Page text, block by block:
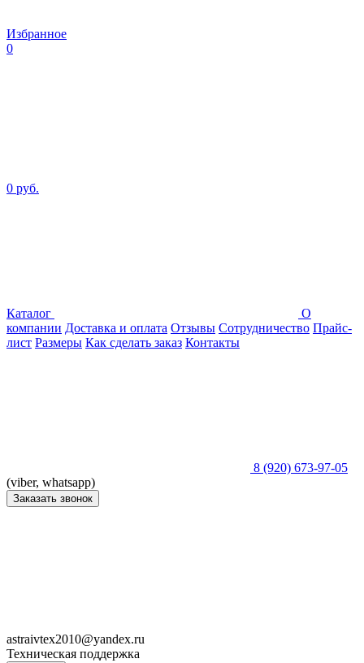
Избранное
0
0 руб.
Каталог
О
компании Доставка и оплата Отзывы Сотрудничество Прайс-
лист Размеры Как сделать заказ Контакты
8 (920) 673-97-05
(viber, whatsapp)
Заказать звонок
astraivtex2010@yandex.ru
Техническая поддержка